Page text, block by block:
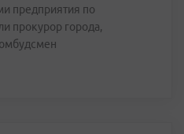
предприятия по
прокурор города,